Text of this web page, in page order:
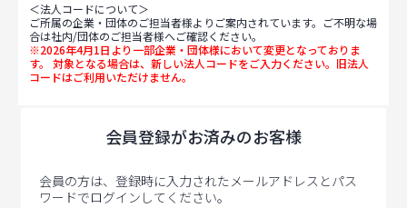
＜法人コードについて＞
ご所属の企業・団体のご担当者様よりご案内されています。ご不明な場
合は社内/団体のご担当者様へご確認ください。
※2026年4月1日より一部企業・団体様において変更となっておりま
す。 対象となる場合は、新しい法人コードをご入力ください。旧法人
コードはご利用いただけません。
会員登録がお済みのお客様
会員の方は、登録時に入力されたメールアドレスとパス
ワードでログインしてください。